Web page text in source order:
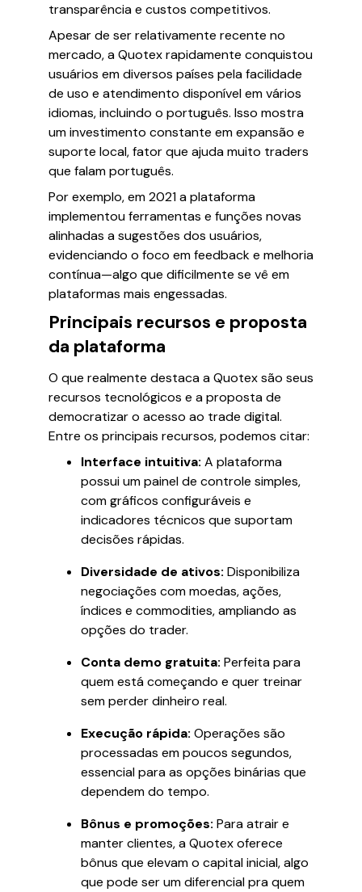
transparência e custos competitivos.
Apesar de ser relativamente recente no
mercado, a Quotex rapidamente conquistou
usuários em diversos países pela facilidade
de uso e atendimento disponível em vários
idiomas, incluindo o português. Isso mostra
um investimento constante em expansão e
suporte local, fator que ajuda muito traders
que falam português.
Por exemplo, em 2021 a plataforma
implementou ferramentas e funções novas
alinhadas a sugestões dos usuários,
evidenciando o foco em feedback e melhoria
contínua—algo que dificilmente se vê em
plataformas mais engessadas.
Principais recursos e proposta
da plataforma
O que realmente destaca a Quotex são seus
recursos tecnológicos e a proposta de
democratizar o acesso ao trade digital.
Entre os principais recursos, podemos citar:
Interface intuitiva: A plataforma
possui um painel de controle simples,
com gráficos configuráveis e
indicadores técnicos que suportam
decisões rápidas.
Diversidade de ativos: Disponibiliza
negociações com moedas, ações,
índices e commodities, ampliando as
opções do trader.
Conta demo gratuita: Perfeita para
quem está começando e quer treinar
sem perder dinheiro real.
Execução rápida: Operações são
processadas em poucos segundos,
essencial para as opções binárias que
dependem do tempo.
Bônus e promoções: Para atrair e
manter clientes, a Quotex oferece
bônus que elevam o capital inicial, algo
que pode ser um diferencial pra quem